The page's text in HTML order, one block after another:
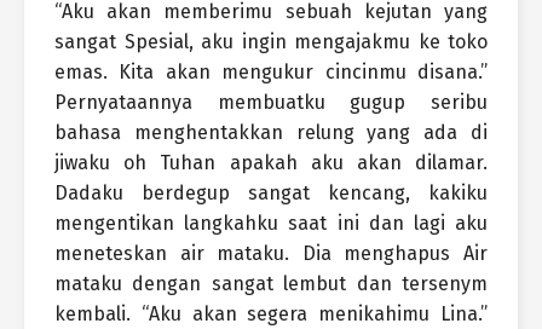
“Aku akan memberimu sebuah kejutan yang
sangat Spesial, aku ingin mengajakmu ke toko
emas. Kita akan mengukur cincinmu disana.”
Pernyataannya membuatku gugup seribu
bahasa menghentakkan relung yang ada di
jiwaku oh Tuhan apakah aku akan dilamar.
Dadaku berdegup sangat kencang, kakiku
mengentikan langkahku saat ini dan lagi aku
meneteskan air mataku. Dia menghapus Air
mataku dengan sangat lembut dan tersenym
kembali. “Aku akan segera menikahimu Lina.”